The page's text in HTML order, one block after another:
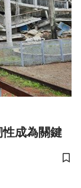
成為關鍵
儲